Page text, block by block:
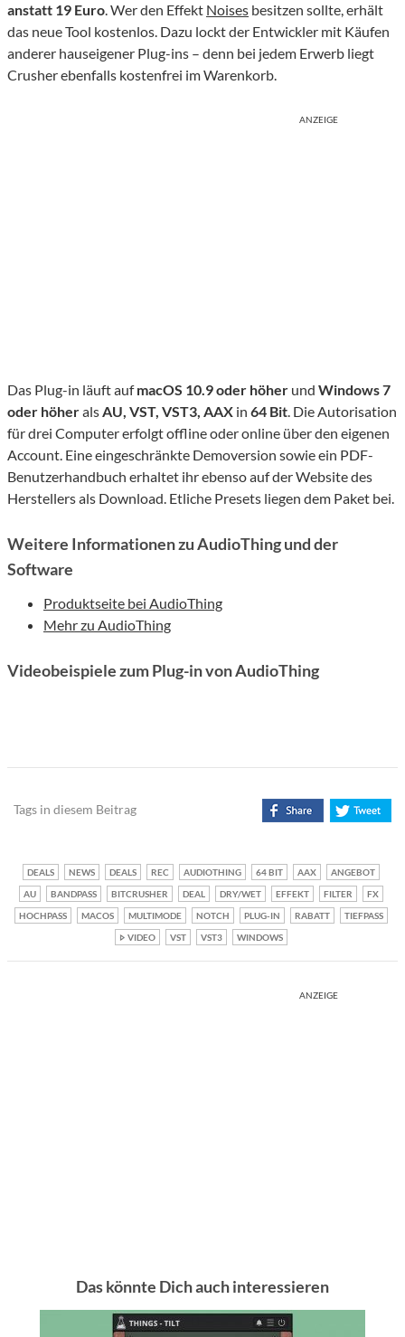
anstatt 19 Euro. Wer den Effekt Noises besitzen sollte, erhält
das neue Tool kostenlos. Dazu lockt der Entwickler mit Käufen
anderer hauseigener Plug-ins – denn bei jedem Erwerb liegt
Crusher ebenfalls kostenfrei im Warenkorb.
ANZEIGE
Das Plug-in läuft aufmacOS 10.9 oder höher und Windows 7
oder höheralsAU, VST, VST3, AAX in 64 Bit. Die Autorisation
für drei Computer erfolgt offline oder online über den eigenen
Account. Eine eingeschränkte Demoversion sowie ein PDF-
Benutzerhandbuch erhaltet ihr ebenso auf der Website des
Herstellers als Download. Etliche Presets liegen dem Paket bei.
Weitere Informationen zu AudioThing und der
Software
Produktseite bei AudioThing
Mehr zu AudioThing
Videobeispiele zum Plug-in von AudioThing
Tags in diesem Beitrag
DEALS NEWS DEALS REC AUDIOTHING 64 BIT AAX
ANGEBOT
AU
BANDPASS BITCRUSHER DEAL DRY/WET EFFEKT FILTER
FX
HOCHPASS
MACOS MULTIMODE NOTCH PLUG-IN RABATT
TIEFPASS
VIDEO
VST VST3 WINDOWS
ANZEIGE
Das könnte Dich auch interessieren